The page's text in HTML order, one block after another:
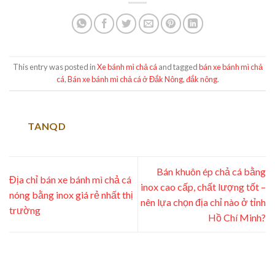
This entry was posted inXe bánh mì chả cá and taggedbán xe bánh mì chả
cá,Bán xe bánh mì chả cá ở Đắk Nông,đắk nông.
TANQD
Địa chỉ bán xe bánh mì chả cá
nóng bằng inox giá rẻ nhất thị
trường
Bán khuôn ép chả cá bằng
inox cao cấp, chất lượng tốt –
nên lựa chọn địa chỉ nào ở tỉnh
Hồ Chí Minh?